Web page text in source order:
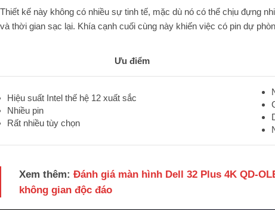
Thiết kế này không có nhiều sự tinh tế, mặc dù nó có thể chịu đựng
và thời gian sạc lại. Khía cạnh cuối cùng này khiến việc có pin dự
Ưu điểm
Hiệu suất Intel thế hệ 12 xuất sắc
Nhiều pin
Rất nhiều tùy chọn
Xem thêm: Đánh giá màn hình Dell 32 Plus 4K QD-
không gian độc đáo